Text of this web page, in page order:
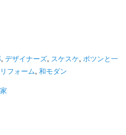
, デザイナーズ, スケスケ, ポツンと一
リフォーム, 和モダン